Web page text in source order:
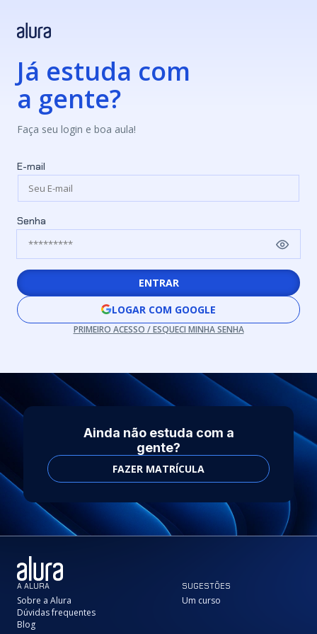
Já estuda com
a gente?
Faça seu login e boa aula!
E-mail
Senha
ENTRAR
LOGAR COM GOOGLE
PRIMEIRO ACESSO / ESQUECI MINHA SENHA
Ainda não estuda com a
gente?
FAZER MATRÍCULA
A ALURA
Sobre a Alura
Dúvidas frequentes
Blog
SUGESTÕES
Um curso